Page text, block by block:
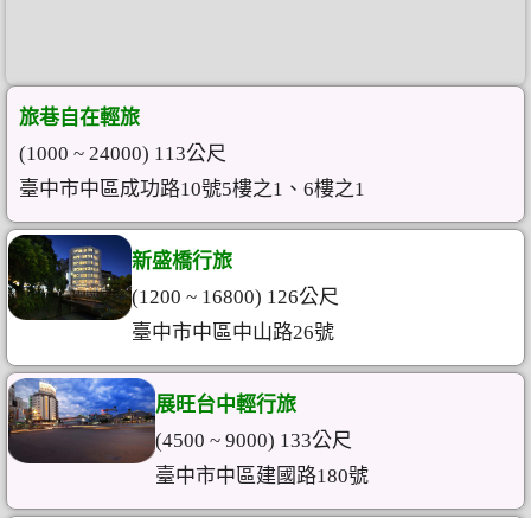
旅巷自在輕旅
(1000 ~ 24000) 113公尺
臺中市中區成功路10號5樓之1、6樓之1
新盛橋行旅
(1200 ~ 16800) 126公尺
臺中市中區中山路26號
展旺台中輕行旅
(4500 ~ 9000) 133公尺
臺中市中區建國路180號